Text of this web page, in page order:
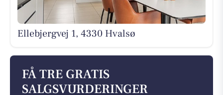
Ellebjergvej 1, 4330 Hvalsø
FÅ TRE GRATIS
SALGSVURDERINGER